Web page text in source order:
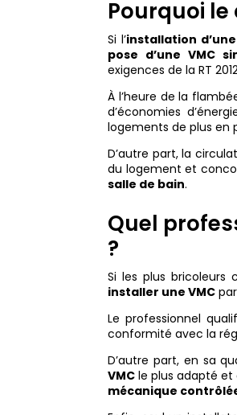
Pourquoi le
Si l’installation d’une
pose d’une VMC
exigences de la RT
À l’heure de la
d’économies
logements de plus en
D’autre part, la
du logement et
salle de bain.
Quel
?
Si les plus bricoleurs
installer une VMC
Le professionnel
conformité avec la
D’autre part, en sa
VMC le plus adapté et
mécanique